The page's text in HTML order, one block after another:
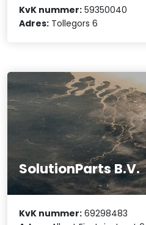
KvK nummer: 59350040
Adres: Tollegors 6
SolutionParts B.V.
KvK nummer: 69298483